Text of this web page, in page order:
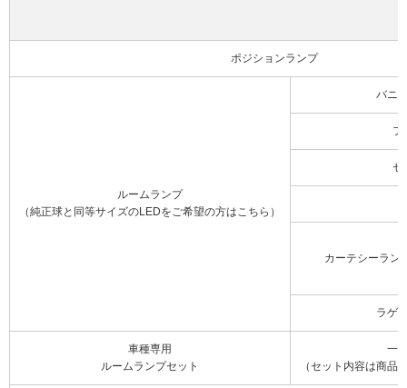
ポジションランプ
ルームランプ
（純正球と同等サイズのLEDをご希望の方はこちら）
バニ
フ
セ
カーテシーラン
ラゲ
車種専用
ルームランプセット
一
（セット内容は商品